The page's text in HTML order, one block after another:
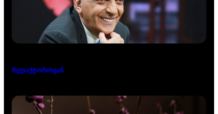
რედაქტორისგან